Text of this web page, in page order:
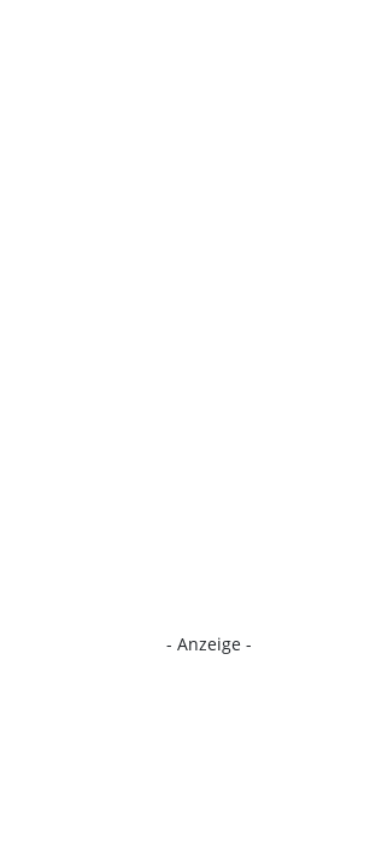
- Anzeige -